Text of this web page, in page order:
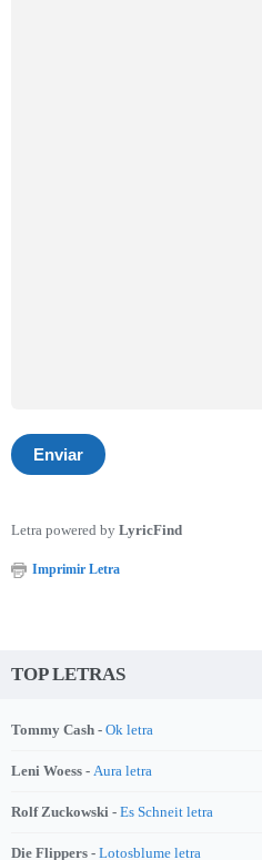
Letra powered by LyricFind
Imprimir Letra
TOP LETRAS
Tommy Cash - Ok letra
Leni Woess - Aura letra
Rolf Zuckowski - Es Schneit letra
Die Flippers - Lotosblume letra